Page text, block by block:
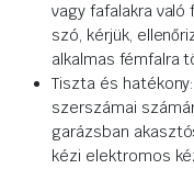
vagy fafalakra való
szó, kérjük,
alkalmas fémfalra
Tiszta és
szerszámai
garázsban
kézi elektromos